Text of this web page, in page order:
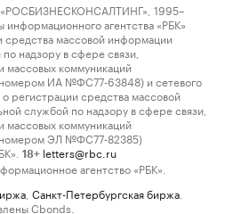
1995–
агентства «РБК»
средства массовой информации
надзору в сфере связи,
массовых коммуникаций
ИА №ФС77-63848) и сетевого
регистрации средства массовой
службой по надзору в сфере связи,
массовых коммуникаций
номером ЭЛ №ФС77-82385)
18+ letters@rbc.ru
агентство «РБК».
Санкт-Петербургская биржа
Cbonds.